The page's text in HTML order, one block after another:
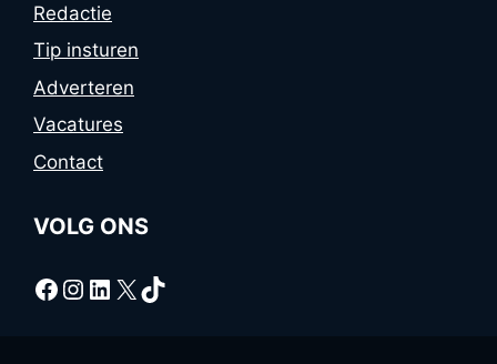
Redactie
Tip insturen
Adverteren
Vacatures
Contact
VOLG ONS
Facebook
Instagram
LinkedIn
X TikTok